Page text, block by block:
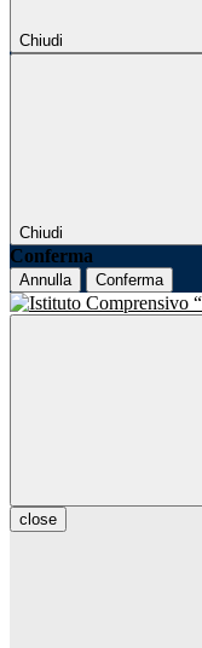
Chiudi
Chiudi
Conferma
Annulla Conferma
close